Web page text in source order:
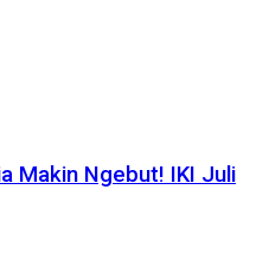
Makin Ngebut! IKI Juli